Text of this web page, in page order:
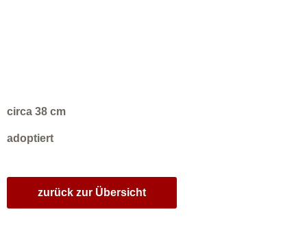
circa 38 cm
adoptiert
zurück zur Übersicht